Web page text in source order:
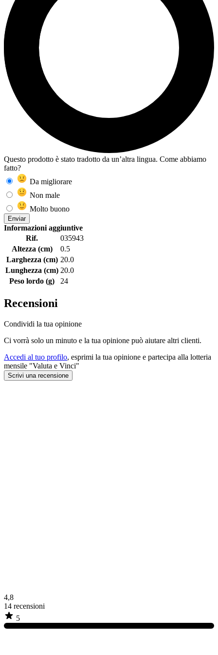
Questo prodotto è stato tradotto da un’altra lingua. Come abbiamo
fatto?
Da migliorare
Non male
Molto buono
Enviar
Informazioni aggiuntive
Rif.
035943
Altezza (cm)
0.5
Larghezza (cm) 20.0
Lunghezza (cm) 20.0
Peso lordo (g)
24
Recensioni
Condividi la tua opinione
Ci vorrà solo un minuto e la tua opinione può aiutare altri clienti.
Accedi al tuo profilo, esprimi la tua opinione e partecipa alla lotteria
mensile "Valuta e Vinci"
Scrivi una recensione
4,8
14 recensioni
5